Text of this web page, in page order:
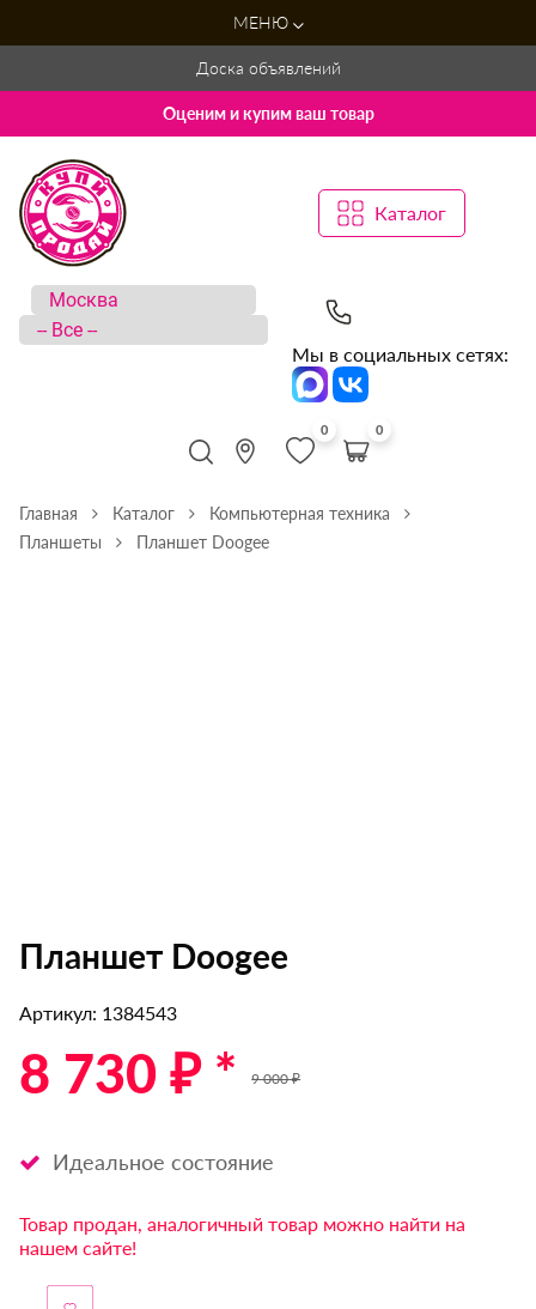
МЕНЮ
Доска объявлений
Оценим и купим ваш товар
Каталог
Мы в социальных сетях:
0 0
Главная Каталог
Компьютерная техника
Планшеты
Планшет Doogee
Планшет Doogee
Артикул: 1384543
8 730 ₽ * 9 000 ₽
Идеальное состояние
Товар продан, аналогичный товар можно найти на
нашем сайте!